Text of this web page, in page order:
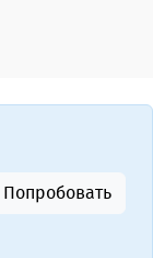
Попробовать